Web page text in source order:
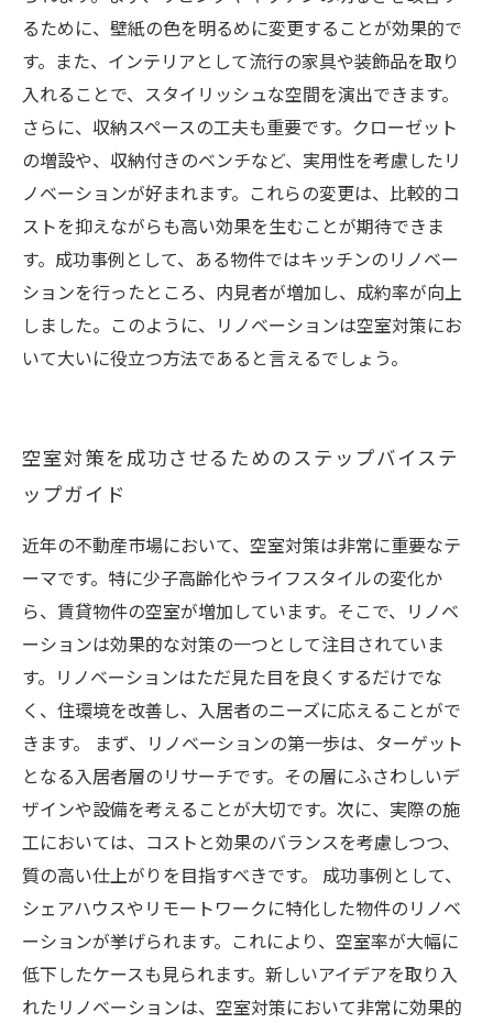
るために、壁紙の色を明るめに変更することが効果的で
す。また、インテリアとして流行の家具や装飾品を取り
入れることで、スタイリッシュな空間を演出できます。
さらに、収納スペースの工夫も重要です。クローゼット
の増設や、収納付きのベンチなど、実用性を考慮したリ
ノベーションが好まれます。これらの変更は、比較的コ
ストを抑えながらも高い効果を生むことが期待できま
す。成功事例として、ある物件ではキッチンのリノベー
ションを行ったところ、内見者が増加し、成約率が向上
しました。このように、リノベーションは空室対策にお
いて大いに役立つ方法であると言えるでしょう。
空室対策を成功させるためのステップバイステ
ップガイド
近年の不動産市場において、空室対策は非常に重要なテ
ーマです。特に少子高齢化やライフスタイルの変化か
ら、賃貸物件の空室が増加しています。そこで、リノベ
ーションは効果的な対策の一つとして注目されていま
す。リノベーションはただ見た目を良くするだけでな
く、住環境を改善し、入居者のニーズに応えることがで
きます。 まず、リノベーションの第一歩は、ターゲット
となる入居者層のリサーチです。その層にふさわしいデ
ザインや設備を考えることが大切です。次に、実際の施
工においては、コストと効果のバランスを考慮しつつ、
質の高い仕上がりを目指すべきです。 成功事例として、
シェアハウスやリモートワークに特化した物件のリノベ
ーションが挙げられます。これにより、空室率が大幅に
低下したケースも見られます。新しいアイデアを取り入
れたリノベーションは、空室対策において非常に効果的